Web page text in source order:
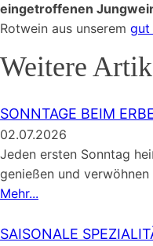
eingetroffenen
Rotwein aus unserem gut
Weitere
SONNTAGE BEIM
02.07.2026
Jeden ersten Sonntag
genießen und verwöhnen
Mehr...
SAISONALE